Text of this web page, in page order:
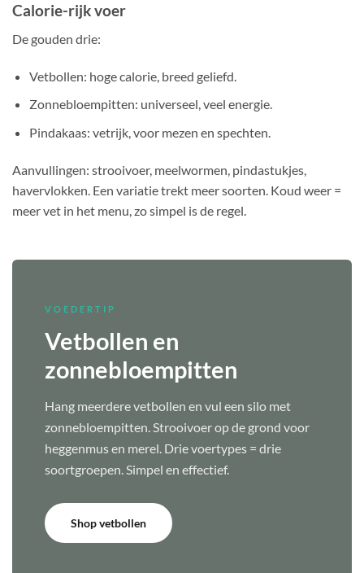
Calorie-rijk voer
De gouden drie:
Vetbollen: hoge calorie, breed geliefd.
Zonnebloempitten: universeel, veel energie.
Pindakaas: vetrijk, voor mezen en spechten.
Aanvullingen: strooivoer, meelwormen, pindastukjes,
havervlokken. Een variatie trekt meer soorten. Koud weer =
meer vet in het menu, zo simpel is de regel.
VOEDERTIP
Vetbollen en
zonnebloempitten
Hang meerdere vetbollen en vul een silo met
zonnebloempitten. Strooivoer op de grond voor
heggenmus en merel. Drie voertypes = drie
soortgroepen. Simpel en effectief.
Shop vetbollen